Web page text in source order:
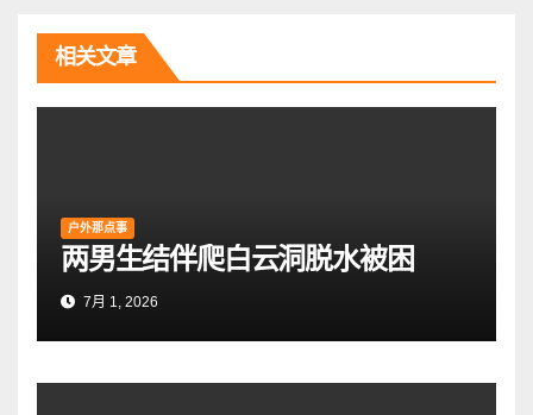
航
相关文章
户外那点事
两男生结伴爬白云洞脱水被困
7月 1, 2026